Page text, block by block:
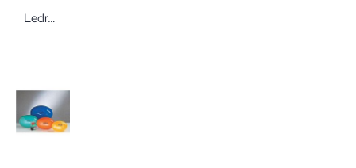
Ledragomma Original Pezzi-Ball Gymnastikball